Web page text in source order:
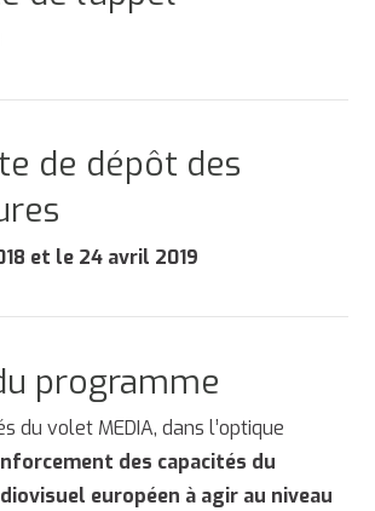
de dépôt des
et le 24 avril 2019
programme
du volet MEDIA, dans l’optique
des capacités du
européen à agir au niveau